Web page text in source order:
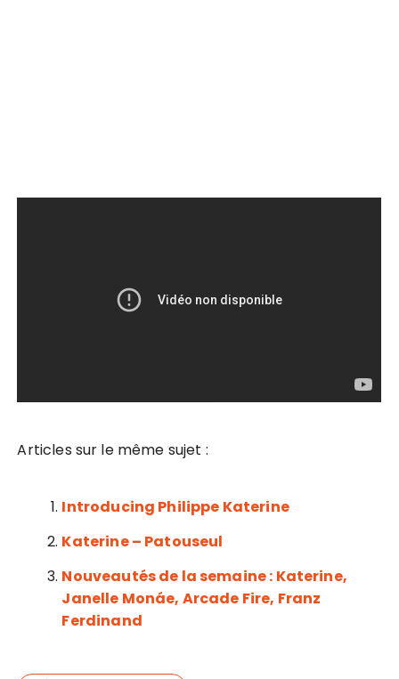
Articles sur le même sujet :
Introducing Philippe Katerine
Katerine – Patouseul
Nouveautés de la semaine : Katerine,
Janelle Monáe, Arcade Fire, Franz
Ferdinand